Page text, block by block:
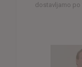
dostavljamo po